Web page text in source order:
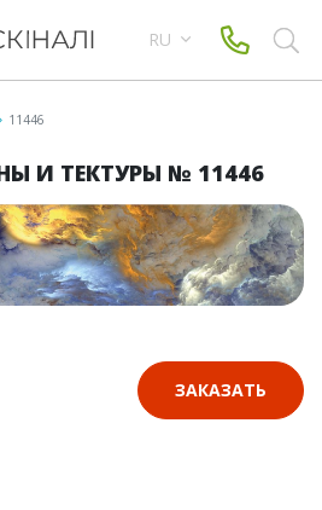
RU
11446
И ТЕКТУРЫ № 11446
ЗАКАЗАТЬ